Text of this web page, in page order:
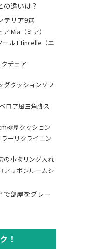
の違いは？
テリア9選
Mia（ミア）
ール Etincelle（エ
クチェア
グクッションソフ
ロア風三角脚ス
極厚クッション
ラーリクライニン
の小物リング入れ
アリボンルームシ
で部屋をグレー
！